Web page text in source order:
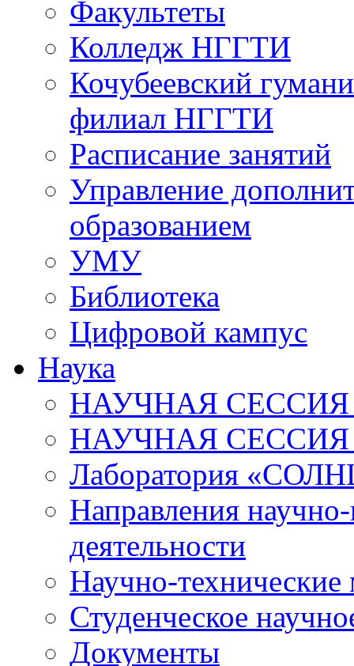
Факультеты
Колледж НГГТИ
Кочубеевский
филиал НГГТИ
Расписание занятий
Управление
образованием
УМУ
Библиотека
Цифровой кампус
Наука
НАУЧНАЯ СЕССИЯ
НАУЧНАЯ
Лаборатория
Направления научно-
деятельности
Научно-технические
Студенческое
Документы